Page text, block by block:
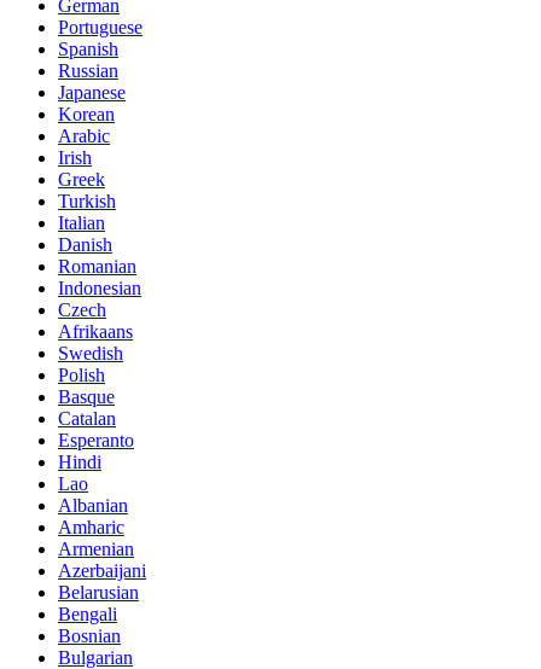
German
Portuguese
Spanish
Russian
Japanese
Korean
Arabic
Irish
Greek
Turkish
Italian
Danish
Romanian
Indonesian
Czech
Afrikaans
Swedish
Polish
Basque
Catalan
Esperanto
Hindi
Lao
Albanian
Amharic
Armenian
Azerbaijani
Belarusian
Bengali
Bosnian
Bulgarian